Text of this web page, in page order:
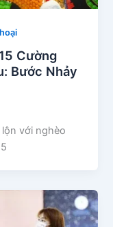
Cường
Bước Nhảy
với nghèo